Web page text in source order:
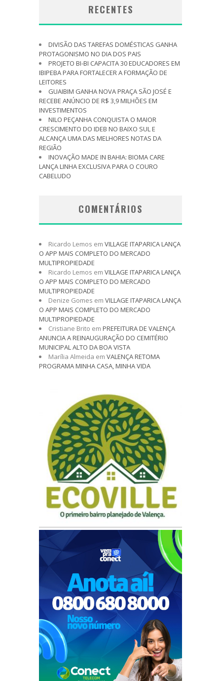
RECENTES
DIVISÃO DAS TAREFAS DOMÉSTICAS GANHA
PROTAGONISMO NO DIA DOS PAIS
PROJETO BI-BI CAPACITA 30 EDUCADORES EM
IBIPEBA PARA FORTALECER A FORMAÇÃO DE
LEITORES
GUAIBIM GANHA NOVA PRAÇA SÃO JOSÉ E
RECEBE ANÚNCIO DE R$ 3,9 MILHÕES EM
INVESTIMENTOS
NILO PEÇANHA CONQUISTA O MAIOR
CRESCIMENTO DO IDEB NO BAIXO SUL E
ALCANÇA UMA DAS MELHORES NOTAS DA
REGIÃO
INOVAÇÃO MADE IN BAHIA: BIOMA CARE
LANÇA LINHA EXCLUSIVA PARA O COURO
CABELUDO
COMENTÁRIOS
Ricardo Lemos em VILLAGE ITAPARICA LANÇA
O APP MAIS COMPLETO DO MERCADO
MULTIPROPIEDADE
Ricardo Lemos em VILLAGE ITAPARICA LANÇA
O APP MAIS COMPLETO DO MERCADO
MULTIPROPIEDADE
Denize Gomes em VILLAGE ITAPARICA LANÇA
O APP MAIS COMPLETO DO MERCADO
MULTIPROPIEDADE
Cristiane Brito em PREFEITURA DE VALENÇA
ANUNCIA A REINAUGURAÇÃO DO CEMITÉRIO
MUNICIPAL ALTO DA BOA VISTA
Marília Almeida em VALENÇA RETOMA
PROGRAMA MINHA CASA, MINHA VIDA